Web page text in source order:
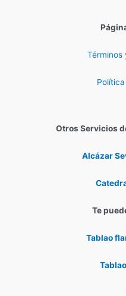
Términos
Otros Servicios
Alcázar
Te
Tablao